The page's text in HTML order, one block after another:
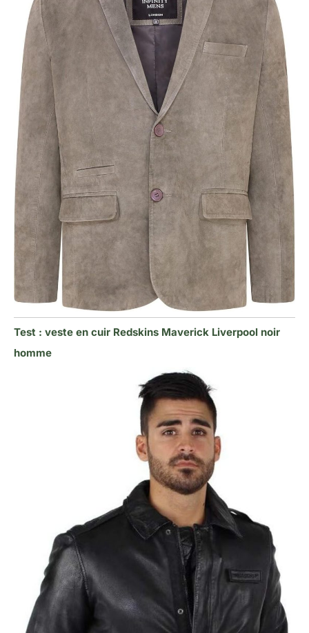
Test : veste en cuir Redskins Maverick Liverpool noir
homme